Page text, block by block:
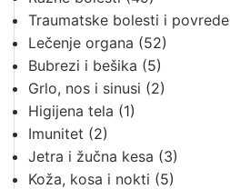
Traumatske bolesti i povrede
Lečenje organa (52)
Bubrezi i bešika (5)
Grlo, nos i sinusi (2)
Higijena tela (1)
Imunitet (2)
Jetra i žučna kesa (3)
Koža, kosa i nokti (5)